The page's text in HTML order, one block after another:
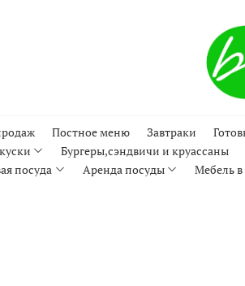
Постное меню Завтраки
Бургеры,сэндвичи и круассаны
посуда
Аренда посуды Мебель